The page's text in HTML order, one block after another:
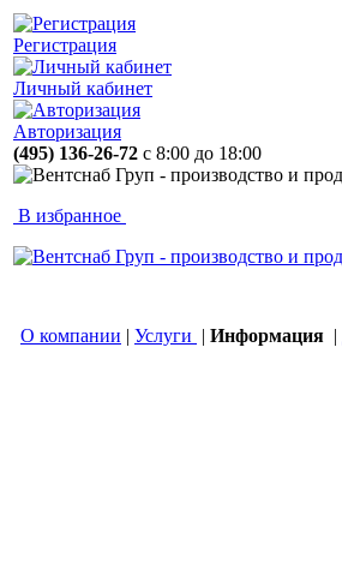
Регистрация
Личный кабинет
Авторизация
(495) 136-26-72 с 8:00 до 18:00
В избранное
О компании | Услуги | Информация |